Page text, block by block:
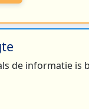
de informatie is